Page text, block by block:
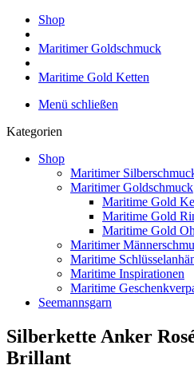
Shop
Maritimer Goldschmuck
Maritime Gold Ketten
Menü schließen
Kategorien
Shop
Maritimer
Maritimer Goldschmuck
Maritime Gold
Maritime Gold
Maritime Gold
Maritimer
Maritime
Maritime Inspirationen
Maritime
Seemannsgarn
Silberkette Anker
Brillant